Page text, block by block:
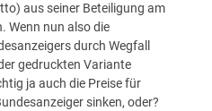
aus seiner Beteiligung am
Wenn nun also die
durch Wegfall
gedruckten Variante
ja auch die Preise für
sinken, oder?